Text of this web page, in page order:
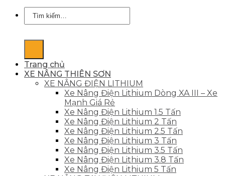
Tìm
kiếm:
Trang chủ
XE NÂNG THIÊN SƠN
XE NÂNG ĐIỆN LITHIUM
Xe Nâng Điện Lithium Dòng XA III – Xe
Mạnh Giá Rẻ
Xe Nâng Điện Lithium 1.5 Tấn
Xe Nâng Điện Lithium 2 Tấn
Xe Nâng Điện Lithium 2.5 Tấn
Xe Nâng Điện Lithium 3 Tấn
Xe Nâng Điện Lithium 3.5 Tấn
Xe Nâng Điện Lithium 3.8 Tấn
Xe Nâng Điện Lithium 5 Tấn